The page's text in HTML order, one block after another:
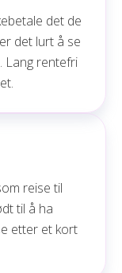
det de
det lurt å se
. Lang rentefri
reise til
til å ha
etter et kort